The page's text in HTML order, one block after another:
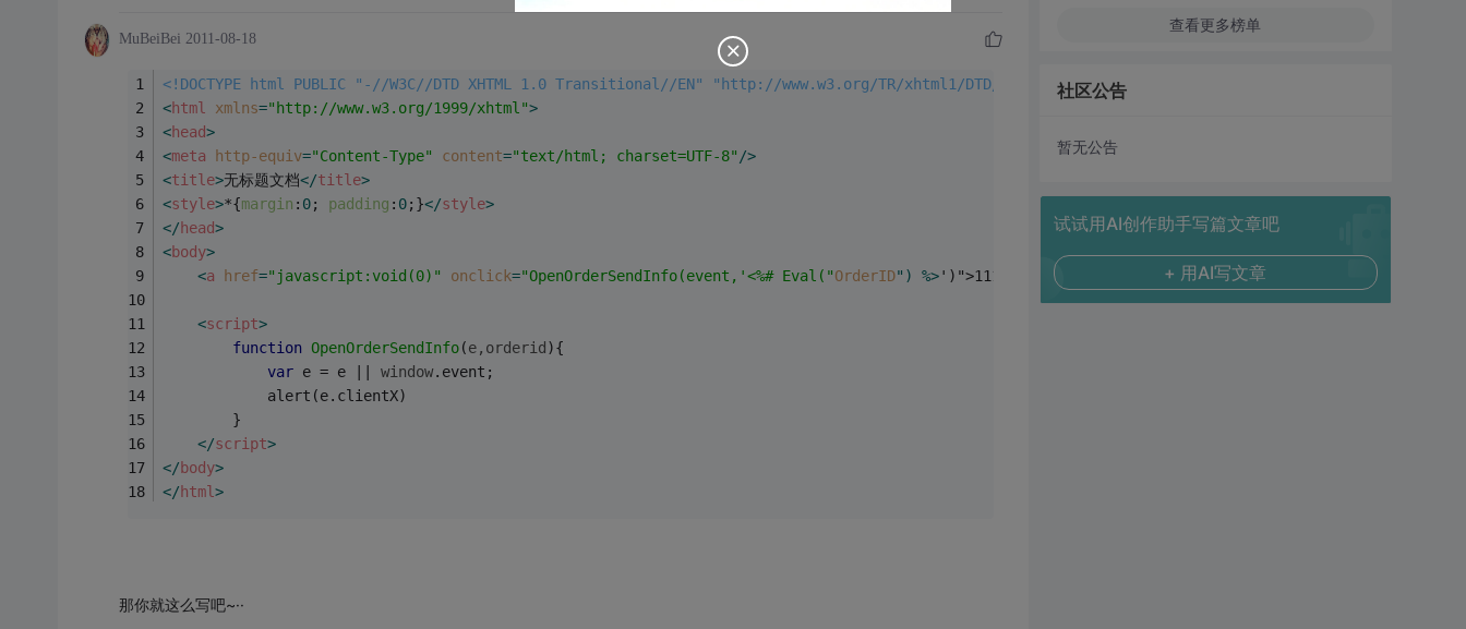
MuBeiBei 2011-08-18
<!DOCTYPE html PUBLIC "-//W3C//DTD XHTML 1.0 Transitional//EN" "http://www.w3.org/TR/xhtml1/DTD/xhtml1-transitional.dtd">
<html xmlns="http://www.w3.org/1999/xhtml">
<head>
<meta http-equiv="Content-Type" content="text/html; charset=UTF-8" />
<title>无标题文档</title>
<style>*{margin : 0; padding : 0;}</style>
</head>
<body>
<a href="javascript:void(0)" onclick="OpenOrderSendInfo(event,'<%# Eval("OrderID") %>')">1111
<script>
function OpenOrderSendInfo(e,orderid ){
var e = e || window.event;
		}
</script>
</body>
</html >
那你就这么写吧~··
查看更多榜单
社区公告
暂无公告
试试用AI创作助手写篇文章吧
+ 用AI写文章